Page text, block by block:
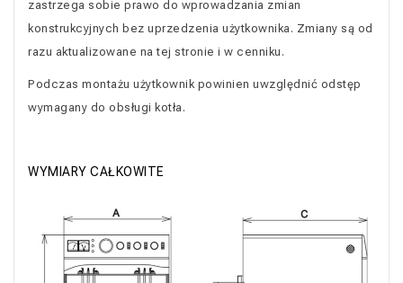
zastrzega sobie prawo do wprowadzania zmian
konstrukcyjnych bez uprzedzenia użytkownika. Zmiany są od
razu aktualizowane na tej stronie i w cenniku.
Podczas montażu użytkownik powinien uwzględnić odstęp
wymagany do obsługi kotła.
WYMIARY CAŁKOWITE